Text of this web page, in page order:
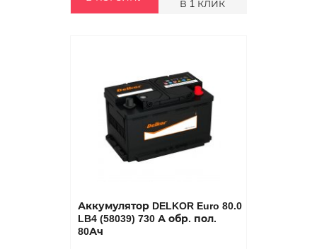
В 1 КЛИК
Аккумулятор DELKOR Euro 80.0
LB4 (58039) 730 А обр. пол.
80Ач